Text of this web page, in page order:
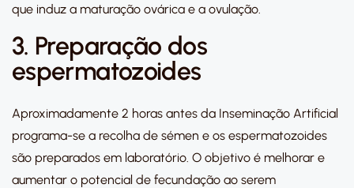
que induz a maturação ovárica e a ovulação.
3. Preparação dos
espermatozoides
Aproximadamente 2 horas antes da Inseminação Artificial
programa-se a recolha de sémen e os espermatozoides
são preparados em laboratório. O objetivo é melhorar e
aumentar o potencial de fecundação ao serem